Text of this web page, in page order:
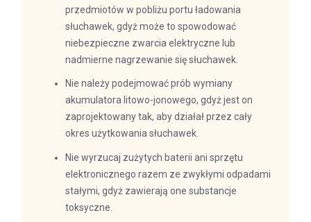
przedmiotów w pobliżu portu ładowania
słuchawek, gdyż może to spowodować
niebezpieczne zwarcia elektryczne lub
nadmierne nagrzewanie się słuchawek.
Nie należy podejmować prób wymiany
akumulatora litowo-jonowego, gdyż jest on
zaprojektowany tak, aby działał przez cały
okres użytkowania słuchawek.
Nie wyrzucaj zużytych baterii ani sprzętu
elektronicznego razem ze zwykłymi odpadami
stałymi, gdyż zawierają one substancje
toksyczne.